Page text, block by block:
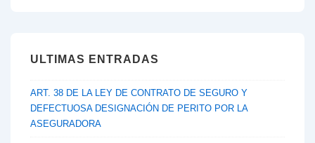
ULTIMAS ENTRADAS
ART. 38 DE LA LEY DE CONTRATO DE SEGURO Y
DEFECTUOSA DESIGNACIÓN DE PERITO POR LA
ASEGURADORA